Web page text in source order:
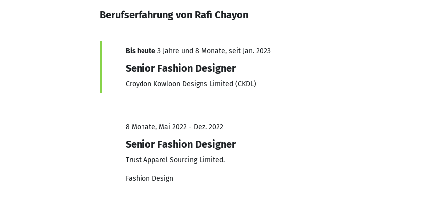
Berufserfahrung von Rafi Chayon
Bis heute 3 Jahre und 8 Monate, seit Jan. 2023
Senior Fashion Designer
Croydon Kowloon Designs Limited (CKDL)
8 Monate, Mai 2022 - Dez. 2022
Senior Fashion Designer
Trust Apparel Sourcing Limited.
Fashion Design